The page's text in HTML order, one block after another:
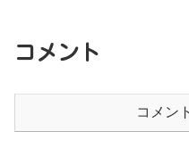
コメント
コメン